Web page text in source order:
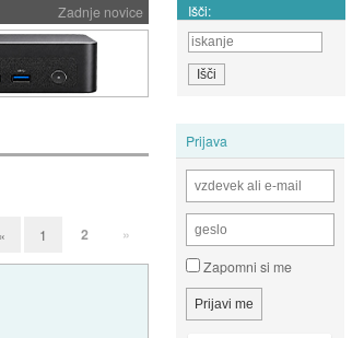
Zadnje novice Išči:
Prijava
Zapomni si me
« 1 2 »